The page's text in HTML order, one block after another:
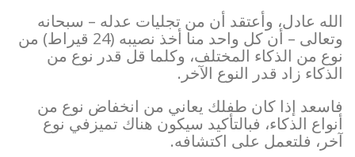
الله عادل، وأعتقد أن من تجليات عدله – سبحانه
وتعالى – أن كل واحد منا أخذ نصيبه (24 قيراط) من
نوع من الذكاء المختلف، وكلما قل قدر نوع من
الذكاء زاد قدر النوع الآخر.
فاسعد إذا كان طفلك يعاني من انخفاض نوع من
أنواع الذكاء، فبالتأكيد سيكون هناك تميزفي نوع
آخر، فلتعمل على اكتشافه.